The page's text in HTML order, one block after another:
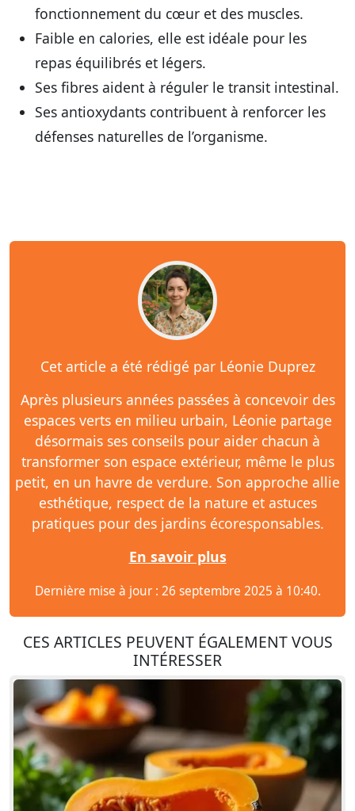
fonctionnement du cœur et des muscles.
Faible en calories, elle est idéale pour les
repas équilibrés et légers.
Ses fibres aident à réguler le transit intestinal.
Ses antioxydants contribuent à renforcer les
défenses naturelles de l’organisme.
Cet article a été rédigé par Léonie Duprez
Après plusieurs années passées à concevoir des
espaces verts en milieu urbain, Léonie partage
désormais ses conseils pour aider chacun à
transformer son espace extérieur, même le plus
petit, en un havre de verdure. Son approche allie
esthétique, respect de la nature et astuces
pratiques pour des jardins écoresponsables.
En savoir plus
Dernière mise à jour : 26 septembre 2025 à 10:40.
CES ARTICLES PEUVENT ÉGALEMENT VOUS
INTÉRESSER